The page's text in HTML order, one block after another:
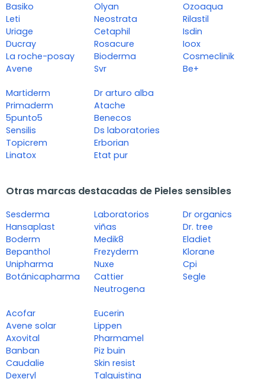
Basiko
Leti
Uriage
Ducray
La roche-posay
Avene
Olyan
Neostrata
Cetaphil
Rosacure
Bioderma
Svr
Ozoaqua
Rilastil
Isdin
Ioox
Cosmeclinik
Be+
Martiderm
Primaderm
5punto5
Sensilis
Topicrem
Linatox
Dr arturo alba
Atache
Benecos
Ds laboratories
Erborian
Etat pur
Otras marcas destacadas de Pieles sensibles
Sesderma
Hansaplast
Boderm
Bepanthol
Unipharma
Botánicapharma
Laboratorios
viñas
Medik8
Frezyderm
Nuxe
Cattier
Neutrogena
Dr organics
Dr. tree
Eladiet
Klorane
Cpi
Segle
Acofar
Avene solar
Axovital
Banban
Caudalie
Dexeryl
Eucerin
Lippen
Pharmamel
Piz buin
Skin resist
Talquistina